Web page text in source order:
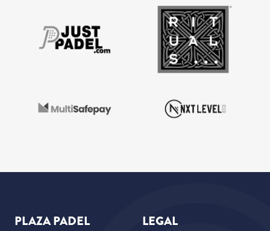
PLAZA PADEL LEGAL